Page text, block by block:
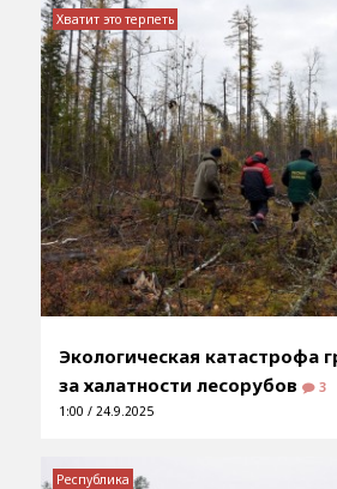
Экологическая катастрофа
за халатности лесорубов
3
1:00 / 24.9.2025
Хватит это терпеть
Республика